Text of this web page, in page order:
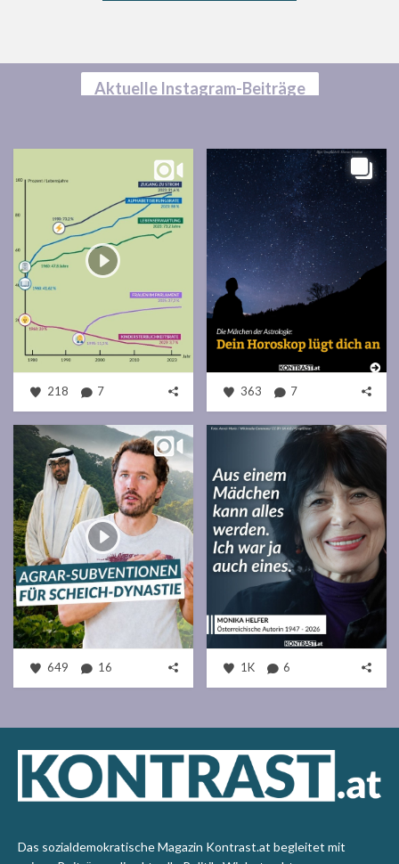
Aktuelle Instagram-Beiträge
218 7 363 7
649 16 1K 6
Das sozialdemokratische Magazin Kontrast.at begleitet mit